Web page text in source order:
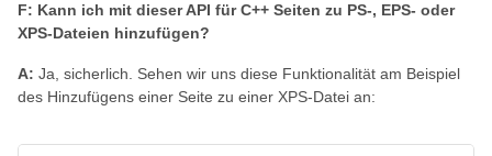
F: Kann ich mit dieser API für C++ Seiten zu PS-, EPS- oder
XPS-Dateien hinzufügen?
A: Ja, sicherlich. Sehen wir uns diese Funktionalität am Beispiel
des Hinzufügens einer Seite zu einer XPS-Datei an: